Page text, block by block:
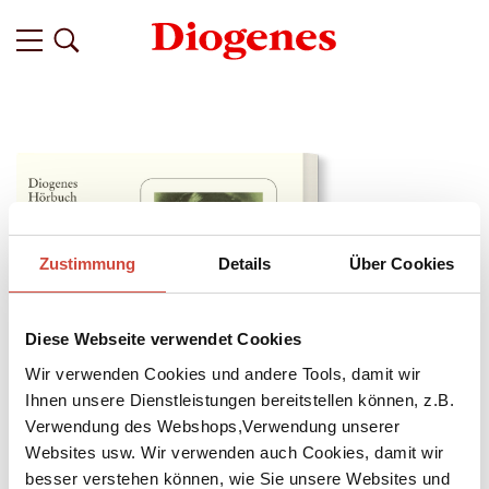
Zustimmung Details Über Cookies
Diese Webseite verwendet Cookies
Wir verwenden Cookies und andere Tools, damit wir
Ihnen unsere Dienstleistungen bereitstellen können, z.B.
Verwendung des Webshops,Verwendung unserer
Websites usw. Wir verwenden auch Cookies, damit wir
besser verstehen können, wie Sie unsere Websites und
Download Bilddatei ↘